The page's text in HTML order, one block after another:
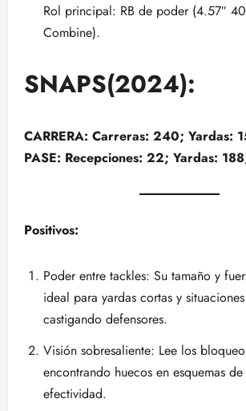
Rol principal: RB de poder (4.57″
Combine).
SNAPS(2024):
CARRERA: Carreras: 240; Yardas:
PASE: Recepciones: 22; Yardas:
Positivos:
Poder entre tackles: Su tamaño y
ideal para yardas cortas y
castigando defensores.
Visión sobresaliente: Lee los
encontrando huecos en esquemas
efectividad.